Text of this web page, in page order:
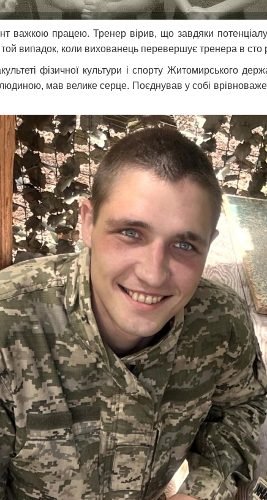
важкою працею. Тренер вірив, що завдяки потенціалу
випадок, коли вихованець перевершує тренера в сто
фізичної культури і спорту Житомирського
мав велике серце. Поєднував у собі